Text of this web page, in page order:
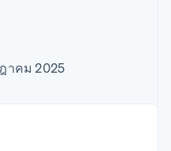
ร
ม
การ
ำปีแบบ
าคม 2025